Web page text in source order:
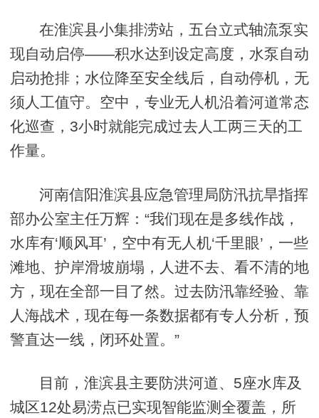
在淮滨县小集排涝站，五台立式轴流泵实
现自动启停——积水达到设定高度，水泵自动
启动抢排；水位降至安全线后，自动停机，无
须人工值守。空中，专业无人机沿着河道常态
化巡查，3小时就能完成过去人工两三天的工
作量。
河南信阳淮滨县应急管理局防汛抗旱指挥
部办公室主任万辉：“我们现在是多线作战，
水库有‘顺风耳’，空中有无人机‘千里眼’，一些
滩地、护岸滑坡崩塌，人进不去、看不清的地
方，现在全部一目了然。过去防汛靠经验、靠
人海战术，现在每一条数据都有专人分析，预
警直达一线，闭环处置。”
目前，淮滨县主要防洪河道、5座水库及
城区12处易涝点已实现智能监测全覆盖，所